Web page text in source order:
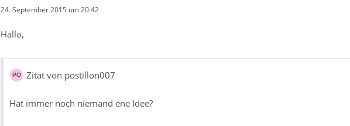
24. September 2015 um 20:42
Hallo,
Zitat von postillon007
Hat immer noch niemand ene Idee?